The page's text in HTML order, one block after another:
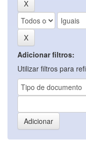
Adicionar filtros:
Utilizar filtros para